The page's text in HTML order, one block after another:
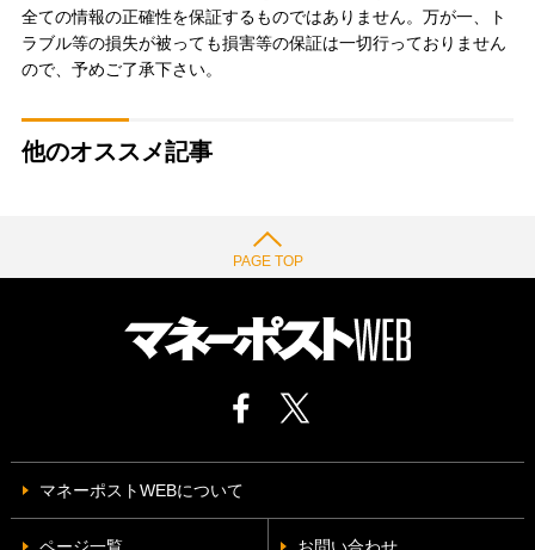
全ての情報の正確性を保証するものではありません。万が一、ト
ラブル等の損失が被っても損害等の保証は一切行っておりません
ので、予めご了承下さい。
他のオススメ記事
PAGE TOP
マネーポストWEBについて